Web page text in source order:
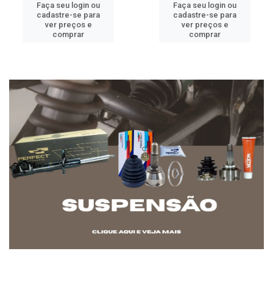
Faça seu login ou
cadastre-se para
ver preços e
comprar
Faça seu login ou
cadastre-se para
ver preços e
comprar